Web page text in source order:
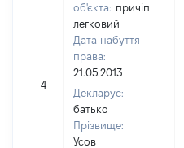
4
об'єкта: причіп
легковий
Дата набуття
права:
21.05.2013
Декларує:
батько
Прізвище:
Усов